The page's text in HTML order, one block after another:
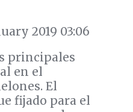
2019 03:06
principales
en el
El
fijado para el